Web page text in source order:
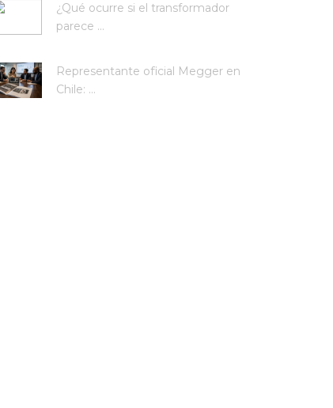
¿Qué ocurre si el transformador
parece ...
Representante oficial Megger en
Chile: ...